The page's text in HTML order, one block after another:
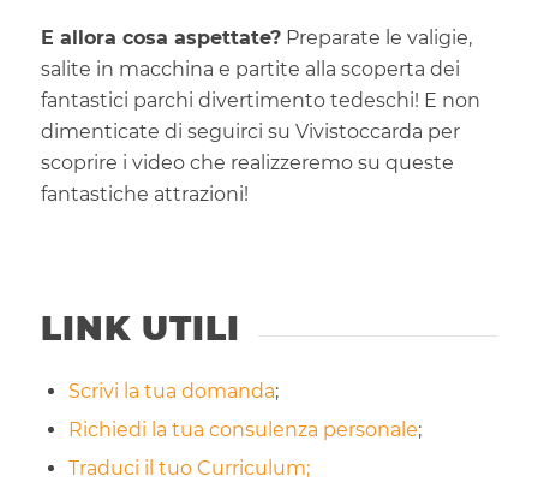
E allora cosa aspettate?Preparate le valigie,
salite in macchina e partite alla scoperta dei
fantastici parchi divertimento tedeschi! E non
dimenticate di seguirci su Vivistoccarda per
scoprire i video che realizzeremo su queste
fantastiche attrazioni!
LINK UTILI
Scrivi la tua domanda;
Richiedi la tua consulenza personale;
Traduci il tuo Curriculum;